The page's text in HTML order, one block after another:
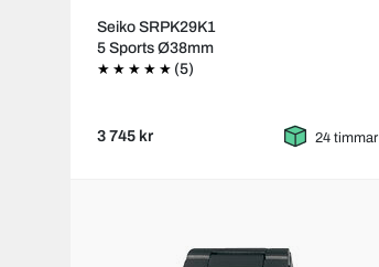
Seiko SRPK29K1
5 Sports Ø38mm
(5)
3 745 kr 24 timmar